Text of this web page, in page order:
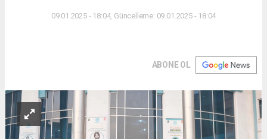
09.01.2025 - 18:04, Güncelleme: 09.01.2025 - 18:04
ABONE OL